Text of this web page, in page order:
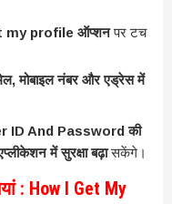
my profile ऑप्शनपर टच
मोबाइल नंबर और एड्रेस में
ID And Password की
में सुरक्षा बढ़ासकेंगे।
: How I Get My